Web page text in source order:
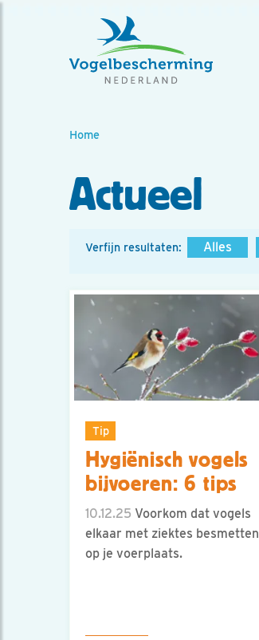
Home
Actueel
Verfijn resultaten: Alles
Tip
Hygiënisch vogels
bijvoeren: 6 tips
10.12.25 Voorkom dat vogels
elkaar met ziektes besmetten
op je voerplaats.